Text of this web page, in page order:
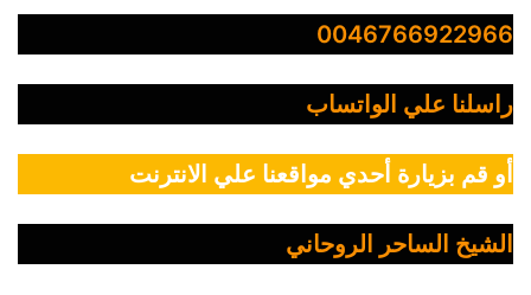
0046766922966
راسلنا علي الواتساب
أو قم بزيارة أحدي مواقعنا علي الانترنت
الشيخ الساحر الروحاني